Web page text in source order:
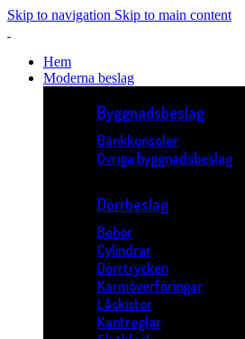
Skip to navigation Skip to main content
Hem
Moderna beslag
Byggnadsbeslag
Bänkkonsoler
Övriga byggnadsbeslag
Dörrbeslag
Behör
Cylindrar
Dörrtrycken
Karmöverföringar
Låskistor
Kantreglar